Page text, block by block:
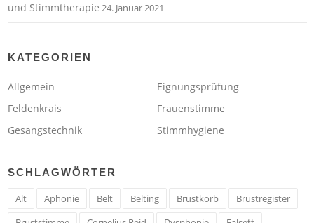
und Stimmtherapie 24. Januar 2021
KATEGORIEN
Allgemein
Eignungsprüfung
Feldenkrais
Frauenstimme
Gesangstechnik
Stimmhygiene
SCHLAGWÖRTER
Alt Aphonie Belt Belting Brustkorb
Brustregister